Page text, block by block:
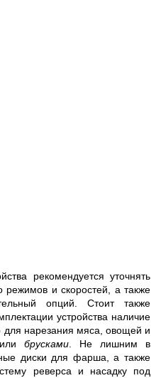
рекомендуется уточнять
режимов и скоростей, а также
опций. Стоит также
устройства наличие
для нарезания мяса, овощей и
или брусками. Не лишним в
диски для фарша, а также
реверса и насадку под